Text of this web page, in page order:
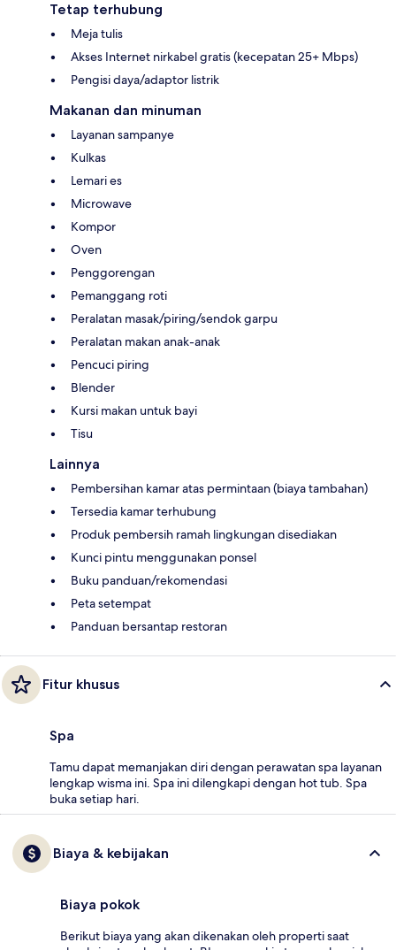
Tetap terhubung
Meja tulis
Akses Internet nirkabel gratis (kecepatan 25+ Mbps)
Pengisi daya/adaptor listrik
Makanan dan minuman
Layanan sampanye
Kulkas
Lemari es
Microwave
Kompor
Oven
Penggorengan
Pemanggang roti
Peralatan masak/piring/sendok garpu
Peralatan makan anak-anak
Pencuci piring
Blender
Kursi makan untuk bayi
Tisu
Lainnya
Pembersihan kamar atas permintaan (biaya tambahan)
Tersedia kamar terhubung
Produk pembersih ramah lingkungan disediakan
Kunci pintu menggunakan ponsel
Buku panduan/rekomendasi
Peta setempat
Panduan bersantap restoran
Fitur khusus
Spa
Tamu dapat memanjakan diri dengan perawatan spa layanan
lengkap wisma ini. Spa ini dilengkapi dengan hot tub. Spa
buka setiap hari.
Biaya & kebijakan
Biaya pokok
Berikut biaya yang akan dikenakan oleh properti saat